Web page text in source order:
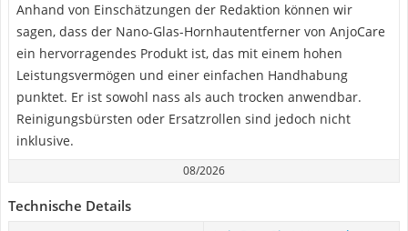
Anhand von Einschätzungen der Redaktion können wir
sagen, dass der Nano-Glas-Hornhautentferner von AnjoCare
ein hervorragendes Produkt ist, das mit einem hohen
Leistungsvermögen und einer einfachen Handhabung
punktet. Er ist sowohl nass als auch trocken anwendbar.
Reinigungsbürsten oder Ersatzrollen sind jedoch nicht
inklusive.
08/2026
Technische Details